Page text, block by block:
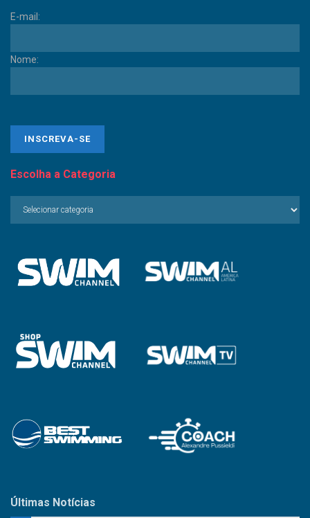
E-mail:
Nome:
Escolha a Categoria
Últimas Notícias